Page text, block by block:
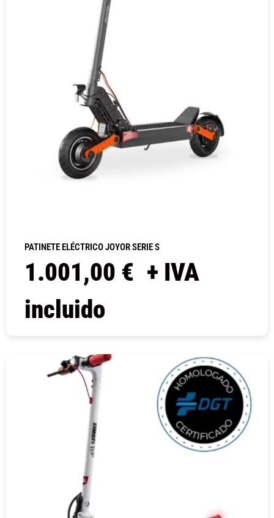
PATINETE ELÉCTRICO JOYOR SERIE S
1.001,00 € + IVA
incluido